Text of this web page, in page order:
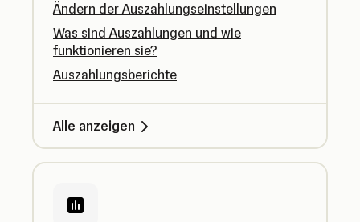
Ändern der Auszahlungseinstellungen
Was sind Auszahlungen und wie
funktionieren sie?
Auszahlungsberichte
Alle anzeigen